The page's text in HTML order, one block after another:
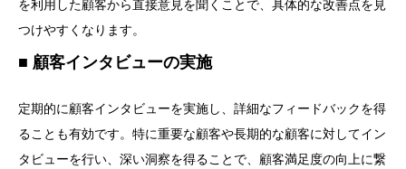
を利用した顧客から直接意見を聞くことで、具体的な改善点を見
つけやすくなります。
顧客インタビューの実施
定期的に顧客インタビューを実施し、詳細なフィードバックを得
ることも有効です。特に重要な顧客や長期的な顧客に対してイン
タビューを行い、深い洞察を得ることで、顧客満足度の向上に繋